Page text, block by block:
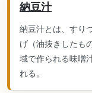
納豆汁
納豆汁とは、すり
げ（油抜きしたも
域で作られる味噌
れる。